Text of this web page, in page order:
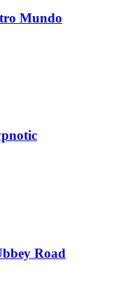
Mundo
Road